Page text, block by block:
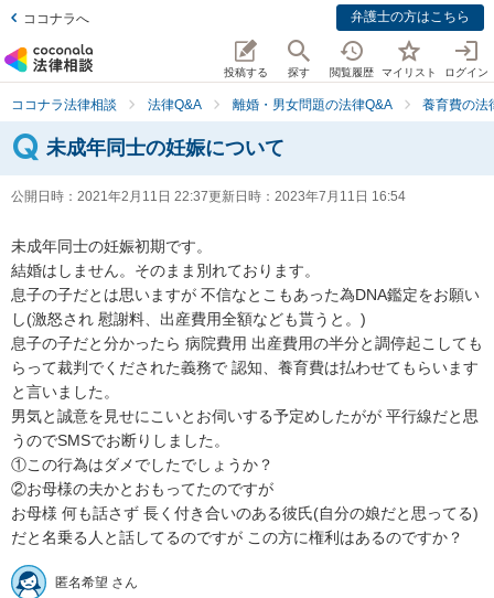
ココナラへ 弁護士の方はこちら
投稿する 探す 閲覧履歴 マイリスト ログイン
ココナラ法律相談 法律Q&A 離婚・男女問題の法律Q&A 養育費の法
未成年同士の妊娠について
公開日時： 2021年2月11日 22:37更新日時： 2023年7月11日 16:54
未成年同士の妊娠初期です。
結婚はしません。そのまま別れております。
息子の子だとは思いますが 不信なとこもあった為DNA鑑定をお願い
し(激怒され 慰謝料、出産費用全額なども貰うと。)
息子の子だと分かったら 病院費用 出産費用の半分と調停起こしても
らって裁判でくだされた義務で 認知、養育費は払わせてもらいます
と言いました。
男気と誠意を見せにこいとお伺いする予定めしたがが 平行線だと思
うのでSMSでお断りしました。
①この行為はダメでしたでしょうか？
②お母様の夫かとおもってたのですが
お母様 何も話さず 長く付き合いのある彼氏(自分の娘だと思ってる)
だと名乗る人と話してるのですが この方に権利はあるのですか？
匿名希望 さん